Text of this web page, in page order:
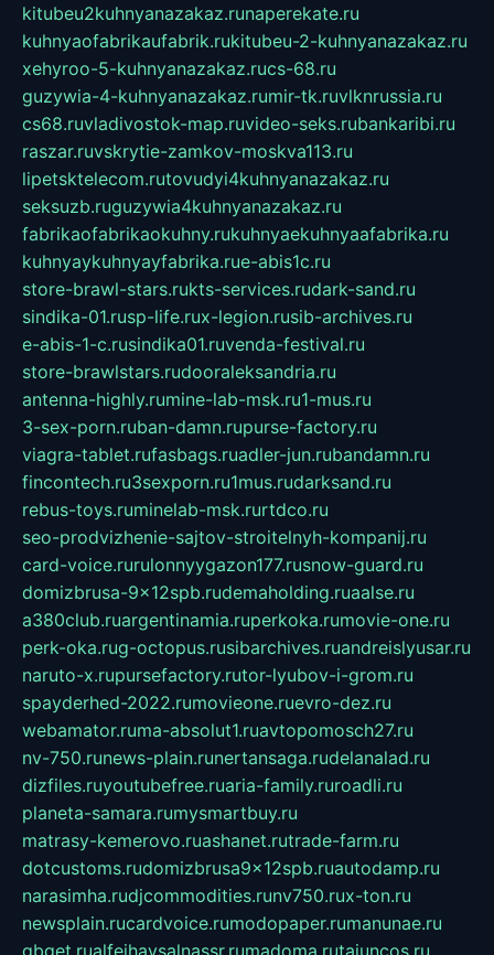
kitubeu2kuhnyanazakaz.runaperekate.ru
kuhnyaofabrikaufabrik.rukitubeu-2-kuhnyanazakaz.ru
xehyroo-5-kuhnyanazakaz.rucs-68.ru
guzywia-4-kuhnyanazakaz.rumir-tk.ruvlknrussia.ru
cs68.ruvladivostok-map.ruvideo-seks.rubankaribi.ru
raszar.ruvskrytie-zamkov-moskva113.ru
lipetsktelecom.rutovudyi4kuhnyanazakaz.ru
seksuzb.ruguzywia4kuhnyanazakaz.ru
fabrikaofabrikaokuhny.rukuhnyaekuhnyaafabrika.ru
kuhnyaykuhnyayfabrika.rue-abis1c.ru
store-brawl-stars.rukts-services.rudark-sand.ru
sindika-01.rusp-life.rux-legion.rusib-archives.ru
e-abis-1-c.rusindika01.ruvenda-festival.ru
store-brawlstars.rudooraleksandria.ru
antenna-highly.rumine-lab-msk.ru1-mus.ru
3-sex-porn.ruban-damn.rupurse-factory.ru
viagra-tablet.rufasbags.ruadler-jun.rubandamn.ru
fincontech.ru3sexporn.ru1mus.rudarksand.ru
rebus-toys.ruminelab-msk.rurtdco.ru
seo-prodvizhenie-sajtov-stroitelnyh-kompanij.ru
card-voice.rurulonnyygazon177.rusnow-guard.ru
domizbrusa-9x12spb.rudemaholding.ruaalse.ru
a380club.ruargentinamia.ruperkoka.rumovie-one.ru
perk-oka.rug-octopus.rusibarchives.ruandreislyusar.ru
naruto-x.rupursefactory.rutor-lyubov-i-grom.ru
spayderhed-2022.rumovieone.ruevro-dez.ru
webamator.ruma-absolut1.ruavtopomosch27.ru
nv-750.runews-plain.runertansaga.rudelanalad.ru
dizfiles.ruyoutubefree.ruaria-family.ruroadli.ru
planeta-samara.rumysmartbuy.ru
matrasy-kemerovo.ruashanet.rutrade-farm.ru
dotcustoms.rudomizbrusa9x12spb.ruautodamp.ru
narasimha.rudjcommodities.runv750.rux-ton.ru
newsplain.rucardvoice.rumodopaper.rumanunae.ru
gbget.rualfeihavsalnassr.rumadoma.rutajuncos.ru